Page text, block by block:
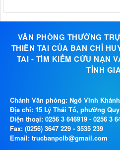
VĂN PHÒNG THƯỜNG
THIÊN TAI CỦA BAN CHỈ
TAI - TÌM KIẾM CỨU NẠN
TỈNH
Chánh Văn phòng: Ngô Vĩnh Khánh
Địa chỉ: 15 Lý Thái Tổ, phường
Điện thoại: 0256 3 646919 - 0256 3
Fax: (0256) 3647 229 - 3535 239
Email: trucbanpclb@gmail.com